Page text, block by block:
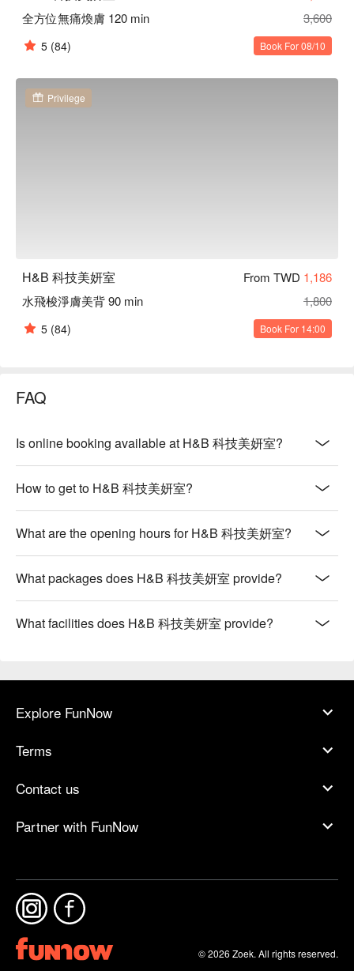
全方位無痛煥膚 120 min
3,600
5 (84) Book For 08/10
Privilege
H&B 科技美妍室 From TWD 1,186
水飛梭淨膚美背 90 min
1,800
5 (84) Book For 14:00
FAQ
Is online booking available at H&B 科技美妍室?
How to get to H&B 科技美妍室?
What are the opening hours for H&B 科技美妍室?
What packages does H&B 科技美妍室 provide?
What facilities does H&B 科技美妍室 provide?
Explore FunNow
Terms
Contact us
Partner with FunNow
© 2026 Zoek. All rights reserved.